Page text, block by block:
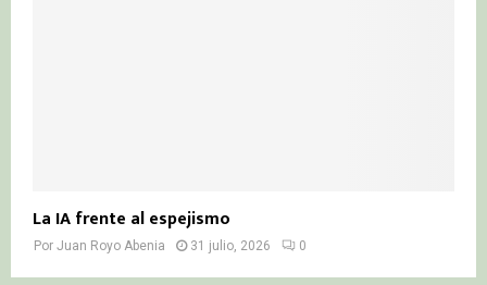
La IA frente al espejismo
Por Juan Royo Abenia 31 julio, 2026 0